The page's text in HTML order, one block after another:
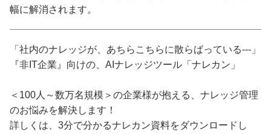
幅に解消されます。
「社内のナレッジが、あちらこちらに散らばっている---」
『非IT企業』向けの、AIナレッジツール「ナレカン」
＜100人～数万名規模＞の企業様が抱える、ナレッジ管理
のお悩みを解決します！
詳しくは、3分で分かるナレカン資料をダウンロードし